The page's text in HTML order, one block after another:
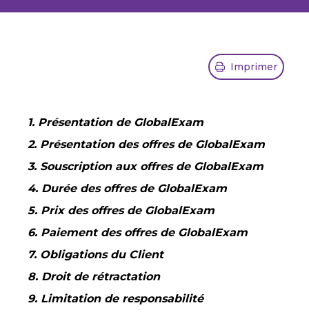
Imprimer
1. Présentation de GlobalExam
2. Présentation des offres de GlobalExam
3. Souscription aux offres de GlobalExam
4. Durée des offres de GlobalExam
5. Prix des offres de GlobalExam
6. Paiement des offres de GlobalExam
7. Obligations du Client
8. Droit de rétractation
9. Limitation de responsabilité